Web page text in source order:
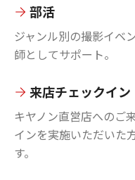
部活
ジャンル別の撮影イベ
師としてサポート。
来店チェックイン
キヤノン直営店へのご
インを実施いただいた
す。